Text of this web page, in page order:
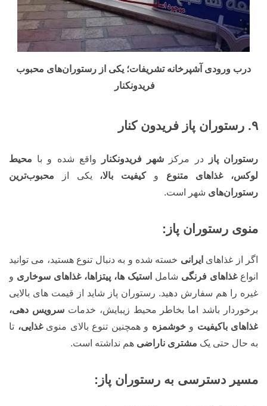
درب ورودی آشپرخانه تشریفات؛ یکی از رستوران‌های محبوب
فریدونکنار
۹. رستوران پاز فریدون کنار
رستوران پاز در مرکز شهر فریدونکنار واقع شده و با محیط
لوکس، غذاهای متنوع وکیفیت بالا، یکی از محبوب‌ترین
رستوران‌های شهر است.
منوی رستوران پاز:
اگر از غذاهای ایرانی خسته شده و به دنبال تنوع هستید، می توانید
انواعغذاهای فرنگی شامل استیک ها، پیتزاها، غذاهای سوخاری و
غیره را هم سفارش دهید. رستوران پاز شاید از قیمت های بالایی
برخوردار باشد اما بخاطر محیط زیبایش، خدماتسرویس دهی،
غذاهای باکیفیت وخوشمزه و همچنین تنوع بالای منویغذایی، تا
به حال حتی یک مشتری ناراضی هم نداشته است.
مسیر دسترسی به رستوران پاز: